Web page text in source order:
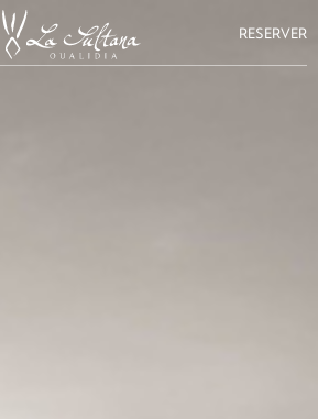
RESERVER